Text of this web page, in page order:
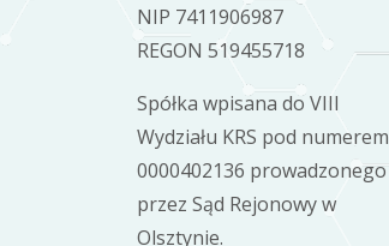
NIP 7411906987
REGON 519455718
Spółka wpisana do VIII
Wydziału KRS pod numerem
0000402136 prowadzonego
przez Sąd Rejonowy w
Olsztynie.